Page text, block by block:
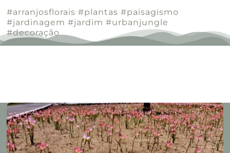
#arranjosflorais #plantas #paisagismo
#jardinagem #jardim #urbanjungle
#decoração